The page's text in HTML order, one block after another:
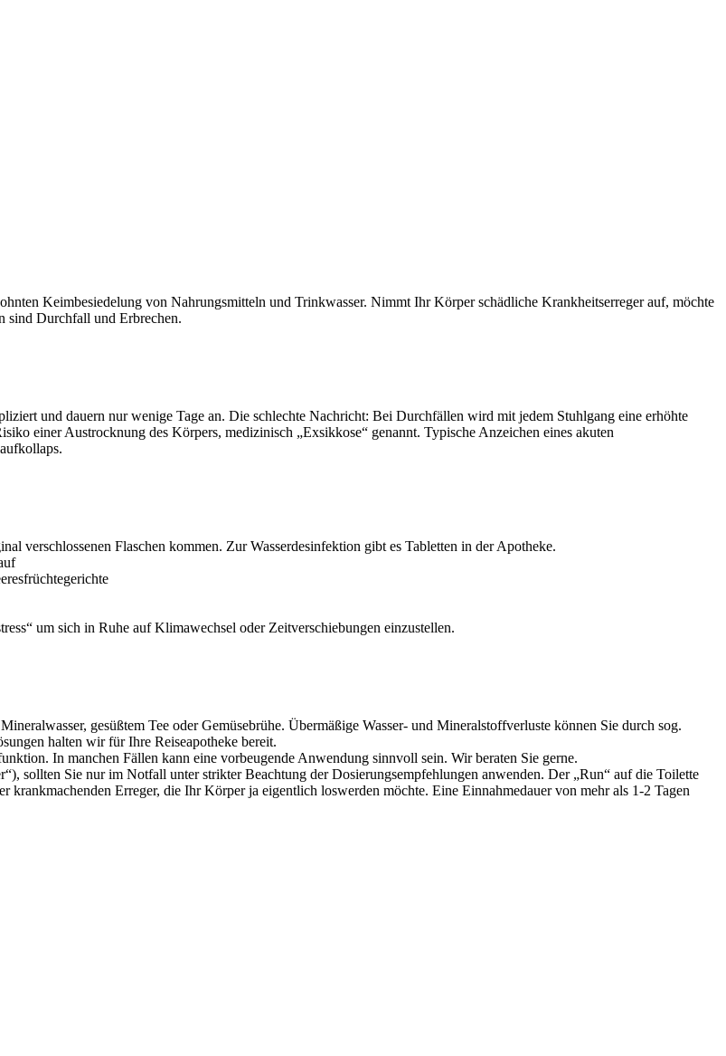
Keimbesiedelung von Nahrungsmitteln und Trinkwasser. Nimmt Ihr Körper schädliche Krankheitserreger auf, möchte
sind Durchfall und Erbrechen.
und dauern nur wenige Tage an. Die schlechte Nachricht: Bei Durchfällen wird mit jedem Stuhlgang eine erhöhte
einer Austrocknung des Körpers, medizinisch „Exsikkose“ genannt. Typische Anzeichen eines akuten
verschlossenen Flaschen kommen. Zur Wasserdesinfektion gibt es Tabletten in der Apotheke.
um sich in Ruhe auf Klimawechsel oder Zeitverschiebungen einzustellen.
gesüßtem Tee oder Gemüsebrühe. Übermäßige Wasser- und Mineralstoffverluste können Sie durch sog.
halten wir für Ihre Reiseapotheke bereit.
In manchen Fällen kann eine vorbeugende Anwendung sinnvoll sein. Wir beraten Sie gerne.
sollten Sie nur im Notfall unter strikter Beachtung der Dosierungsempfehlungen anwenden. Der „Run“ auf die Toilette
Erreger, die Ihr Körper ja eigentlich loswerden möchte. Eine Einnahmedauer von mehr als 1-2 Tagen